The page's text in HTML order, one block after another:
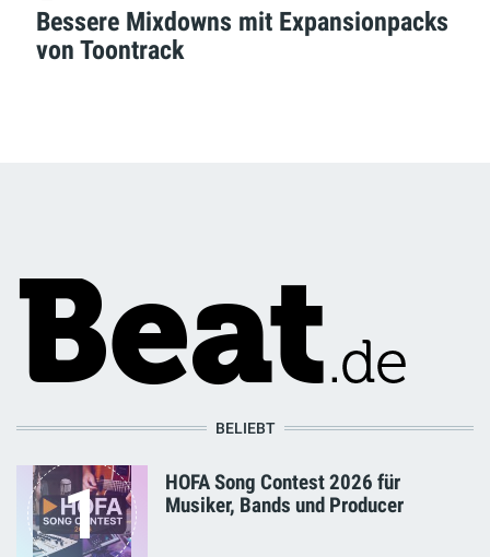
Bessere Mixdowns mit Expansionpacks
von Toontrack
BELIEBT
1
HOFA Song Contest 2026 für
Musiker, Bands und Producer